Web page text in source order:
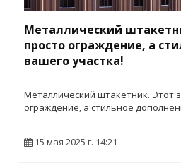
Металлический
просто ограждение, а
вашего участка!
Металлический штакетник. Этот
ограждение, а стильное
15 мая 2025 г. 14:21